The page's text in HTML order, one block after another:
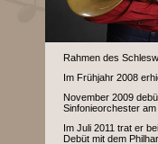
Rahmen des
Im Frühjahr 2008
November 2009
Sinfonieorchester
Im Juli 2011 trat er
Debüt mit dem